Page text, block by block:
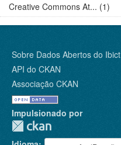
Creative Commons At... (1)
Sobre Dados Abertos do Ibict
API do CKAN
Associação CKAN
Impulsionado por